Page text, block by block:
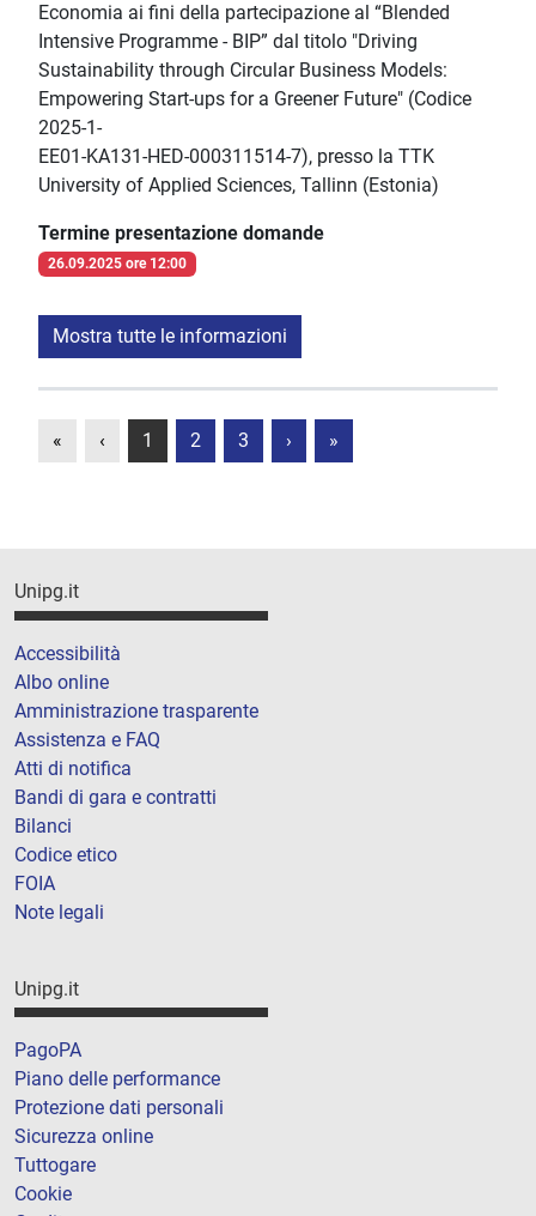
Economia ai fini della partecipazione al “Blended
Intensive Programme - BIP” dal titolo "Driving
Sustainability through Circular Business Models:
Empowering Start-ups for a Greener Future" (Codice
2025-1-
EE01-KA131-HED-000311514-7), presso la TTK
University of Applied Sciences, Tallinn (Estonia)
Termine presentazione domande
26.09.2025 ore 12:00
Mostra tutte le informazioni
« ‹ 1 2 3 › »
Unipg.it
Accessibilità
Albo online
Amministrazione trasparente
Assistenza e FAQ
Atti di notifica
Bandi di gara e contratti
Bilanci
Codice etico
FOIA
Note legali
Unipg.it
PagoPA
Piano delle performance
Protezione dati personali
Sicurezza online
Tuttogare
Cookie